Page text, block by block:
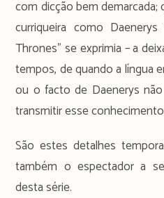
com dicção bem
curriqueira como
Thrones” se exprimia – a
tempos, de quando a língua
ou o facto de Daenerys
transmitir esse
São estes detalhes
também o espectador a
desta série.